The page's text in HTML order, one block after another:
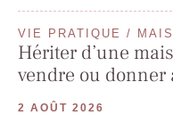
VIE PRATIQUE /
Hériter d’une
vendre ou donner
2 AOÛT 2026